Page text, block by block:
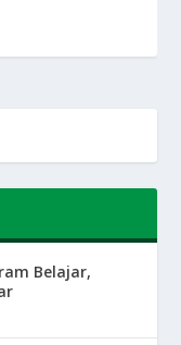
Belajar,